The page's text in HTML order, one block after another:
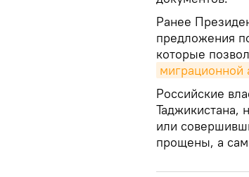
Ранее
предложения
которые
миграционной
Российские
Таджикистана,
или
прощены, а